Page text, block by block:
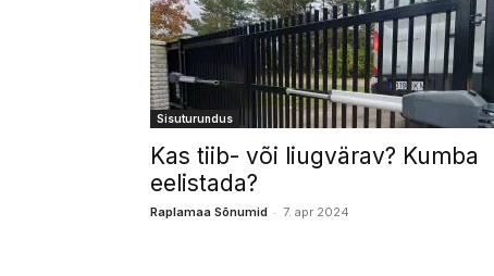
Sisuturundus
Kas tiib- või liugvärav? Kumba
eelistada?
Raplamaa Sõnumid - 7. apr 2024